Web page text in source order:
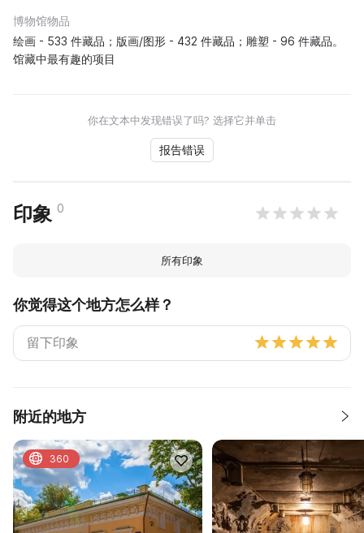
博物馆物品
绘画 - 533 件藏品；版画/图形 - 432 件藏品；雕塑 - 96 件藏品。
馆藏中最有趣的项目
你在文本中发现错误了吗? 选择它并单击
报告错误
印象 0
所有印象
你觉得这个地方怎么样？
附近的地方
360